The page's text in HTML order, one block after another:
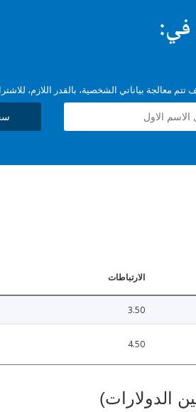
في:
معالجة بياناتي الشخصية، بالقدر اللازم،
الارتباطات
3.50
4.50
الدولارات)